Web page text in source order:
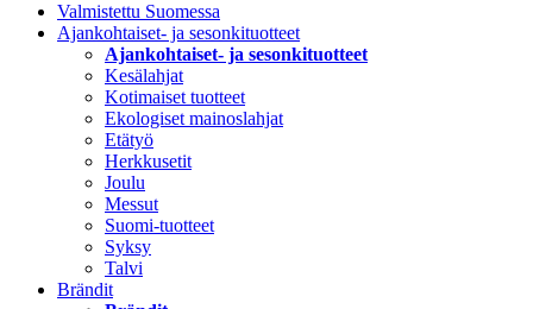
Valmistettu Suomessa
Ajankohtaiset- ja sesonkituotteet
Ajankohtaiset- ja sesonkituotteet
Kesälahjat
Kotimaiset tuotteet
Ekologiset mainoslahjat
Etätyö
Herkkusetit
Joulu
Messut
Suomi-tuotteet
Syksy
Talvi
Brändit